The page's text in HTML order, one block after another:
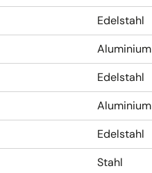
Edelstahl
Aluminium
Edelstahl
Aluminium
Edelstahl
Stahl